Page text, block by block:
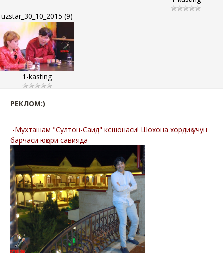
uzstar_30_10_2015 (9)
1-kasting
РЕКЛОМ:)
-Мухташам "Султон-Саид" кошонаси! Шохона хордиқ учун
барчаси юқори савияда